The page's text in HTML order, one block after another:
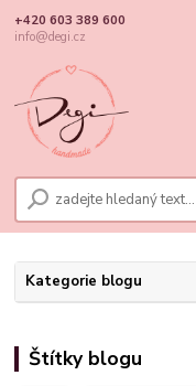
+420 603 389 600
info@degi.cz
Kategorie blogu
Štítky blogu